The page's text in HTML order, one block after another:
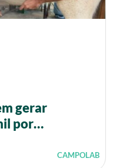
gerar
por
CAMPOLAB